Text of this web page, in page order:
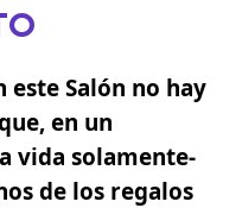
este Salón no hay
en un
vida solamente-
de los regalos